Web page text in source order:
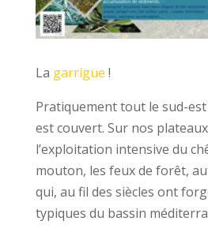
La garrigue !
Pratiquement tout le sud-est
est couvert. Sur nos
l’exploitation intensive du
mouton, les feux de forêt,
qui, au fil des siècles ont
typiques du bassin